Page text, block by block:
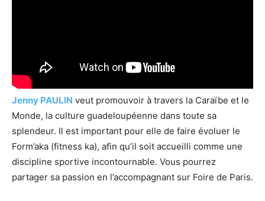
Jenny PAULIN veut promouvoir à travers la Caraïbe et le
Monde, la culture guadeloupéenne dans toute sa
splendeur. Il est important pour elle de faire évoluer le
Form’aka (fitness ka), afin qu’il soit accueilli comme une
discipline sportive incontournable. Vous pourrez
partager sa passion en l’accompagnant sur Foire de Paris.